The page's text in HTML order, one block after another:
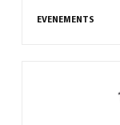
EVENEMENTS